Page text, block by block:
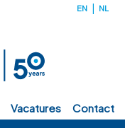
EN NL
vacatures contact